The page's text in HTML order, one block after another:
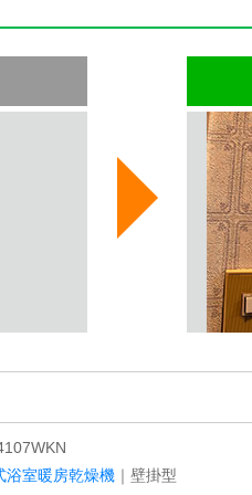
浴室暖房乾燥機 ｜壁掛型